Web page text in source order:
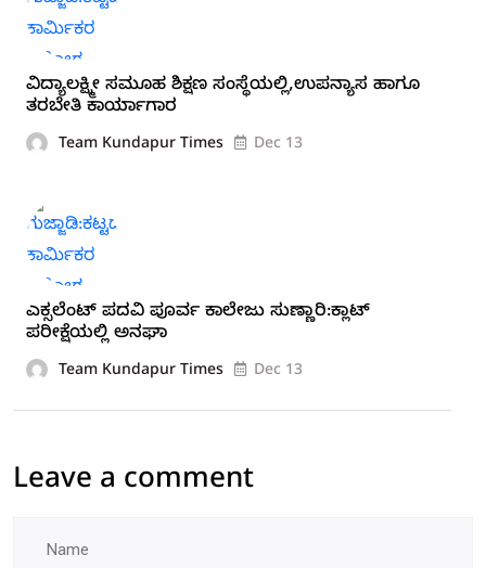
ವಿದ್ಯಾಲಕ್ಷ್ಮೀ ಸಮೂಹ ಶಿಕ್ಷಣ ಸಂಸ್ಥೆಯಲ್ಲಿ,ಉಪನ್ಯಾಸ ಹಾಗೂ
ತರಬೇತಿ ಕಾರ್ಯಾಗಾರ
Team Kundapur Times Dec 13
ಎಕ್ಸಲೆಂಟ್ ಪದವಿ ಪೂರ್ವ ಕಾಲೇಜು ಸುಣ್ಣಾರಿ:ಕ್ಲಾಟ್
ಪರೀಕ್ಷೆಯಲ್ಲಿ ಅನಘಾ
Team Kundapur Times Dec 13
Leave a comment